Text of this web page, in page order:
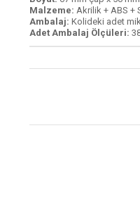
Malzeme: Akrilik + ABS +
Ambalaj: Kolideki adet
Adet Ambalaj Ölçüleri: